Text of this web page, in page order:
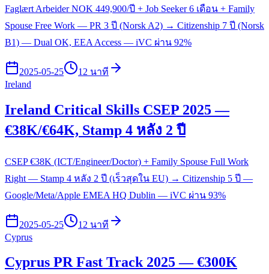
Faglært Arbeider NOK 449,900/ปี + Job Seeker 6 เดือน + Family
Spouse Free Work — PR 3 ปี (Norsk A2) → Citizenship 7 ปี (Norsk
B1) — Dual OK, EEA Access — iVC ผ่าน 92%
2025-05-25
12 นาที
Ireland
Ireland Critical Skills CSEP 2025 —
€38K/€64K, Stamp 4 หลัง 2 ปี
CSEP €38K (ICT/Engineer/Doctor) + Family Spouse Full Work
Right — Stamp 4 หลัง 2 ปี (เร็วสุดใน EU) → Citizenship 5 ปี —
Google/Meta/Apple EMEA HQ Dublin — iVC ผ่าน 93%
2025-05-25
12 นาที
Cyprus
Cyprus PR Fast Track 2025 — €300K